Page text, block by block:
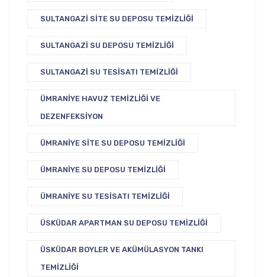
SULTANGAZI SITE SU DEPOSU TEMIZLIĞI
SULTANGAZI SU DEPOSU TEMIZLIĞI
SULTANGAZI SU TESISATI TEMIZLIĞI
ÜMRANIYE HAVUZ TEMIZLIĞI VE
DEZENFEKSIYON
ÜMRANIYE SITE SU DEPOSU TEMIZLIĞI
ÜMRANIYE SU DEPOSU TEMIZLIĞI
ÜMRANIYE SU TESISATI TEMIZLIĞI
ÜSKÜDAR APARTMAN SU DEPOSU TEMIZLIĞI
ÜSKÜDAR BOYLER VE AKÜMÜLASYON TANKI
TEMIZLIĞI